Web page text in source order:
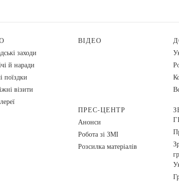
заходи
й наради
поїздки
візити
ВІДЕО
ПРЕС-ЦЕНТР
Анонси
Робота зі ЗМІ
Розсилка матеріалів